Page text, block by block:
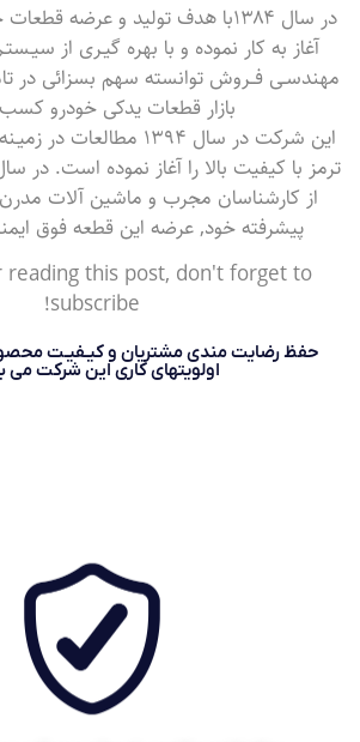
در سال ۱۳۸۴با هدف تولید و عرضه
آغاز به کار نموده و با بهره گیـری از
مهندسـی فــروش توانسته سهم بسزائی در
بازار قطعات یدکی خودرو کسب
این شرکت در سال ۱۳۹۴
از کارشناسان مجرب و ماشین آلات
پیشرفته خود, عرضه این قطعه فوق
reading this post, don't forget to
subscribe!
حفظ رضایت مندی مشتریان و کیـفیـت
اولویتهای کاری این شرکت می